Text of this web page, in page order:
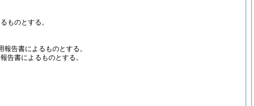
ものとする。
告書によるものとする。
告書によるものとする。